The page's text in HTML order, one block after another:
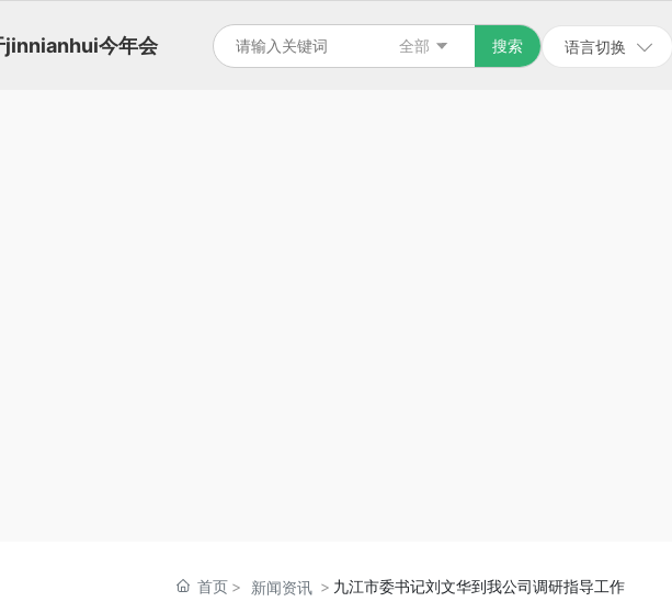
jinnianhui今年会 全部 搜索 语言切换
首页 新闻资讯 九江市委书记刘文华到我公司调研指导工作